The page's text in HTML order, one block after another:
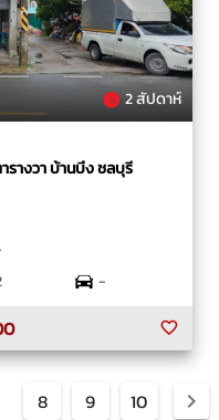
2 สัปดาห์
รางวา บ้านบึง ชลบุรี
-
8 9 10